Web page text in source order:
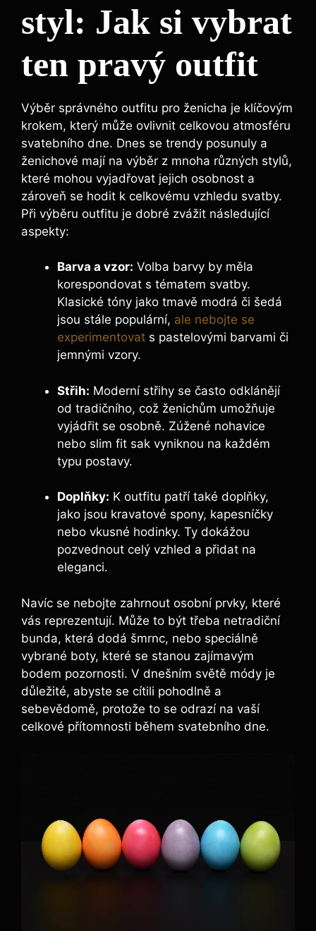
styl: Jak si vybrat
ten pravý outfit
Výběr správného outfitu pro ženicha je klíčovým
krokem, který může ovlivnit celkovou atmosféru
svatebního dne. Dnes se trendy posunuly a
ženichové mají na výběr z mnoha různých stylů,
které mohou vyjadřovat jejich osobnost a
zároveň se hodit k celkovému vzhledu svatby.
Při výběru outfitu je dobré zvážit následující
aspekty:
Barva a vzor: Volba barvy by měla
korespondovat s tématem svatby.
Klasické tóny jako tmavě modrá či šedá
jsou stále populární, ale nebojte se
experimentovat s pastelovými barvami či
jemnými vzory.
Střih: Moderní střihy se často odklánějí
od tradičního, což ženichům umožňuje
vyjádřit se osobně. Zúžené nohavice
nebo slim fit sak vyniknou na každém
typu postavy.
Doplňky: K outfitu patří také doplňky,
jako jsou kravatové spony, kapesníčky
nebo vkusné hodinky. Ty dokážou
pozvednout celý vzhled a přidat na
eleganci.
Navíc se nebojte zahrnout osobní prvky, které
vás reprezentují. Může to být třeba netradiční
bunda, která dodá šmrnc, nebo speciálně
vybrané boty, které se stanou zajímavým
bodem pozornosti. V dnešním světě módy je
důležité, abyste se cítili pohodlně a
sebevědomě, protože to se odrazí na vaší
celkové přítomnosti během svatebního dne.